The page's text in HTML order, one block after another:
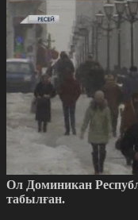
Ол Доминикан
табылған.